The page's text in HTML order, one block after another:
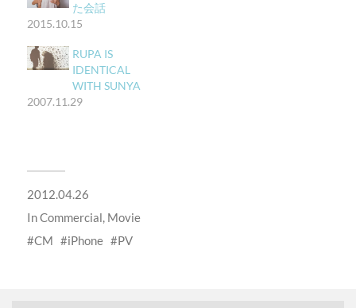
た会話
2015.10.15
RUPA IS
IDENTICAL
WITH SUNYA
2007.11.29
2012.04.26
InCommercial, Movie
CM
iPhone PV